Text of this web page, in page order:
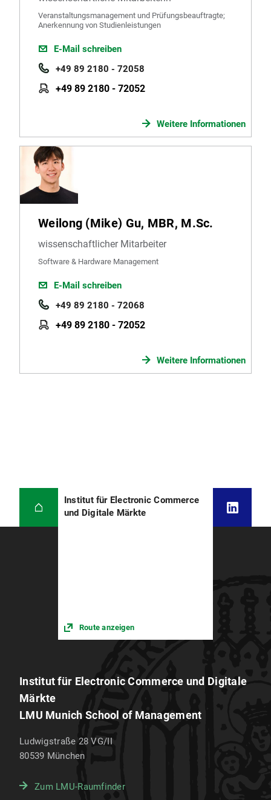
Veranstaltungsmanagement und Prüfungsbeauftragte;
Anerkennung von Studienleistungen
E-Mail schreiben
+49 89 2180 - 72058
+49 89 2180 - 72052
Weitere Informationen
Weilong (Mike) Gu, MBR, M.Sc.
wissenschaftlicher Mitarbeiter
Software & Hardware Management
E-Mail schreiben
+49 89 2180 - 72068
+49 89 2180 - 72052
Weitere Informationen
Institut für Electronic Commerce
und Digitale Märkte
Route anzeigen
Institut für Electronic Commerce und Digitale
Märkte
LMU Munich School of Management
Ludwigstraße 28 VG/II
80539 München
Zum LMU-Raumfinder